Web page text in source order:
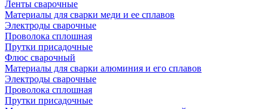
Ленты сварочные
Материалы для сварки меди и ее сплавов
Электроды сварочные
Проволока сплошная
Прутки присадочные
Флюс сварочный
Материалы для сварки алюминия и его сплавов
Электроды сварочные
Проволока сплошная
Прутки присадочные